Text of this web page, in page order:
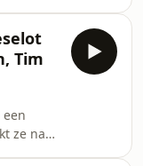
voor
In
te
Tim
ze naar